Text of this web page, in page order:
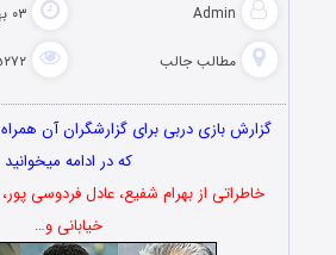
Admin ۰۳ بهمن ۱۳۹۱
مطالب جالب ۵۵۲۷۲
گزارش بازی دربی برای گزارشگران آن
که در ادامه میخوانید
خاطراتی از بهرام شفیع، عادل فردوسی
خیابانی و…